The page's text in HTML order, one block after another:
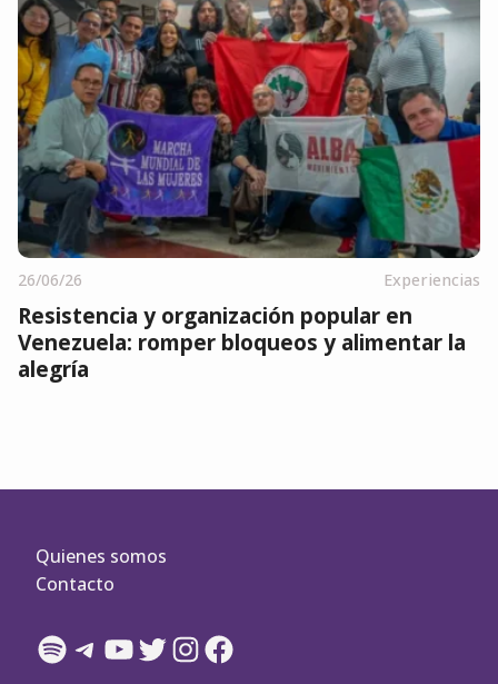
26/06/26 Experiencias
Resistencia y organización popular en
Venezuela: romper bloqueos y alimentar la
alegría
Quienes somos
Contacto
Spotify
Telegram
YouTube
Twitter
Instagram
Facebook